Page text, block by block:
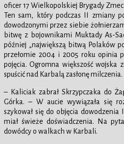
oficer 17 Wielkopolskiej Brygady
Ten sam, który podczas II zmiany
dowodzonymi przez siebie
bitwę z bojownikami Muktady As-
później „największą bitwą Polaków
przełomie 2004 i 2005 roku opinia
pojęcia. Ogromna większość wojska
spuścić nad Karbalą zasłonę milczenia.
– Kaliciak zabrał Skrzypczaka do
Górka. – W aucie wywiązała się
szykował się do objęcia
miał świeże doświadczenia. Na
dowódcy o walkach w Karbali.